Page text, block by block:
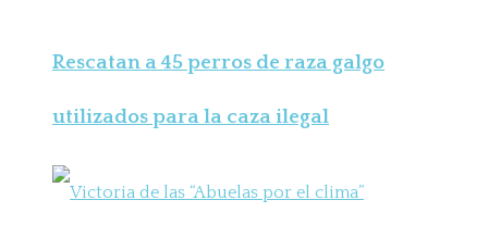
Rescatan a 45 perros de raza galgo
utilizados para la caza ilegal